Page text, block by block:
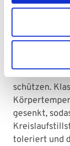
das Gehirn
einerseits
und
schützen.
gesenkt,
toleriert und